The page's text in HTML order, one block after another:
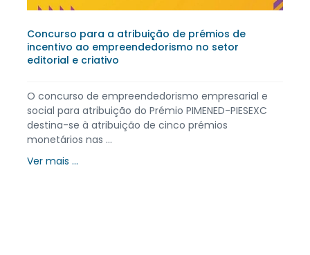
Concurso para a atribuição de prémios de
incentivo ao empreendedorismo no setor
editorial e criativo
O concurso de empreendedorismo empresarial e
social para atribuição do Prémio PIMENED-PIESEXC
destina-se à atribuição de cinco prémios
monetários nas ...
Ver mais ...